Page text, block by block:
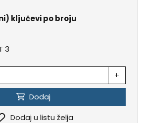
ključevi po broju
3
+
Dodaj
Dodaj u listu želja